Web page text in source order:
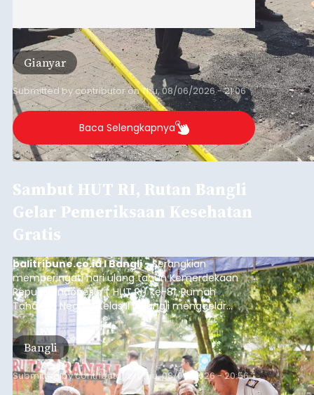
Gianyar
Submitted by contributoronThu, 08/06/2026 - 21:06
Baca Selengkapnya
Sambut HUT RI, Rutan Bangli
Gelar Pemeriksaan Kesehatan
Gratis
balitribune.co.id I Bangli -Serangkian
memperingati hari ulang tahun Kemerdekaan
Republik Indonesia ( HUT RI) ke-81, Rumah
Tahanan Negara Kelas II B Bangli menggelar
kegiatan pemeriksaan kesehatan gratis, Rabu
(6/8/2026).
Bangli
Submitted bycontributor Thu, 08/06/2026 - 20:56